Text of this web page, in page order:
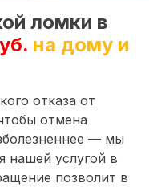
ломки в
на дому и
отказа от
отмена
— мы
нашей услугой в
позволит в